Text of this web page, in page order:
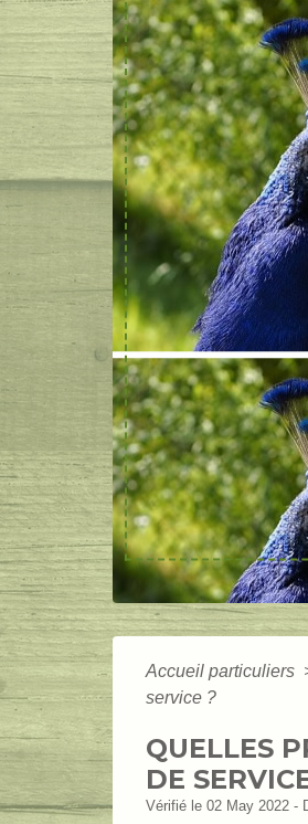
Accueil particuliers
service ?
QUELLES
DE
Vérifié le 02 May 2022 -